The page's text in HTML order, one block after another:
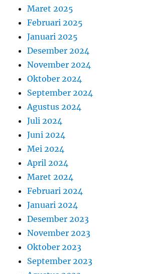
Maret 2025
Februari 2025
Januari 2025
Desember 2024
November 2024
Oktober 2024
September 2024
Agustus 2024
Juli 2024
Juni 2024
Mei 2024
April 2024
Maret 2024
Februari 2024
Januari 2024
Desember 2023
November 2023
Oktober 2023
September 2023